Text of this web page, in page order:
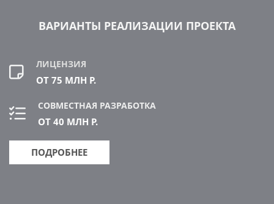
ВАРИАНТЫ РЕАЛИЗАЦИИ ПРОЕКТА
ЛИЦЕНЗИЯ
ОТ 75 МЛН Р.
СОВМЕСТНАЯ РАЗРАБОТКА
ОТ 40 МЛН Р.
ПОДРОБНЕЕ